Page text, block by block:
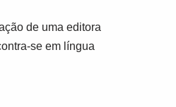
de uma editora
se em língua